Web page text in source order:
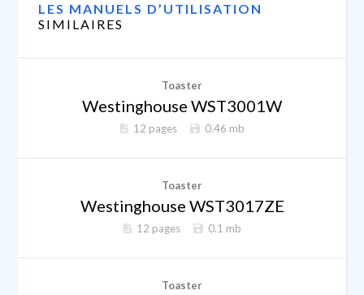
LES MANUELS D’UTILISATION
SIMILAIRES
Toaster
Westinghouse WST3001W
12 pages 0.46 mb
Toaster
Westinghouse WST3017ZE
12 pages 0.1 mb
Toaster